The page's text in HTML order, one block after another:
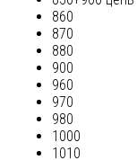
860
870
880
900
960
970
980
1000
1010